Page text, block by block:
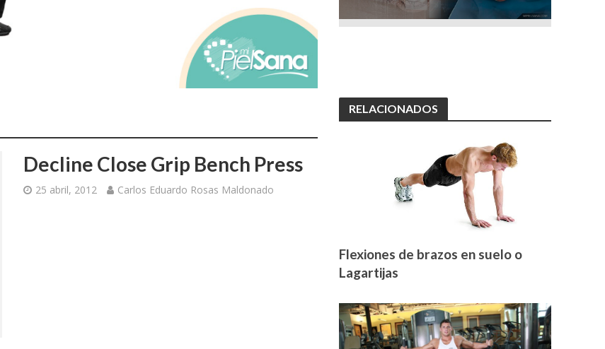
Decline Close Grip Bench Press
25 abril, 2012 Carlos Eduardo Rosas Maldonado
RELACIONADOS
Flexiones de brazos en suelo o
Lagartijas